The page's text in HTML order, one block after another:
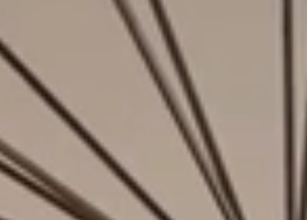
Sälj med oss
Bevakning
Franchise
Om oss
Vårt team
Jobba med oss